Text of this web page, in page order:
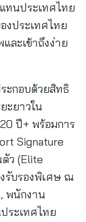
นประเทศไทย
งประเทศไทย
ละเข้าถึงง่าย
ะกอบด้วยสิทธิ
ะยาวใน
ปี+ พร้อมการ
Signature
ว (Elite
รับรองพิเศษ ณ
พนักงาน
ระเทศไทย